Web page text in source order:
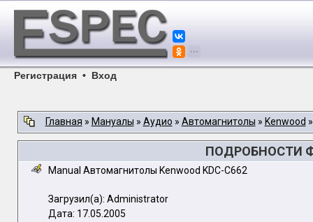
Регистрация • Вход
Главная » Мануалы » Аудио » Автомагнитолы » Kenwood
ПОДРОБНОСТИ
Manual Автомагнитолы Kenwood KDC-C662
Загрузил(а): Administrator
Дата: 17.05.2005